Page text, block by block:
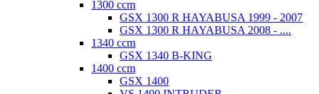
1300 ccm
GSX 1300 R HAYABUSA 1999 - 2007
GSX 1300 R HAYABUSA 2008 - ....
1340 ccm
GSX 1340 B-KING
1400 ccm
GSX 1400